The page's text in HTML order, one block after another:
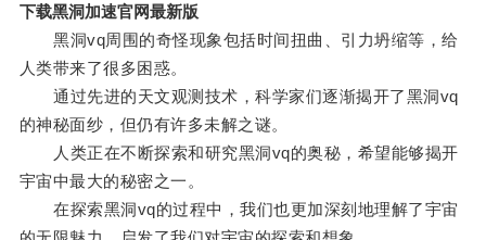
下载黑洞加速官网最新版
黑洞vq周围的奇怪现象包括时间扭曲、引力坍缩等，给
人类带来了很多困惑。
通过先进的天文观测技术，科学家们逐渐揭开了黑洞vq
的神秘面纱，但仍有许多未解之谜。
人类正在不断探索和研究黑洞vq的奥秘，希望能够揭开
宇宙中最大的秘密之一。
在探索黑洞vq的过程中，我们也更加深刻地理解了宇宙